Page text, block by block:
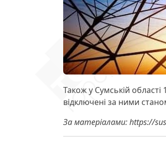
Також у Сумській
відключені за ними
За матеріалами: https://